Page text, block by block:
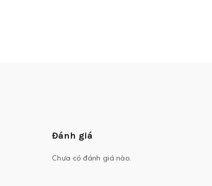
Đánh giá
Chưa có đánh giá nào.